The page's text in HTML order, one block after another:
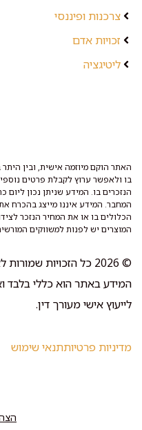
צרכנות ופיננסי
זכויות אדם
ליטיגציה
האתר הוקם מיוזמה אישית, ובין
בו ולאפשר ערוץ לקבלת פרטים
הנזכרים בו. המידע שניתן נכון
המחבר. המידע איננו מייצג בהכרח
הכלולים בו או את המחיר הנזכר
המוצרים יש לפנות למשווקים
© 2026 כל הזכויות שמורות לאדלר, ברגמן, גור ושות'
המידע באתר הוא כללי בלבד
לייעוץ אישי מעורך דין.
מדיניות פרטיותתנאי שימוש